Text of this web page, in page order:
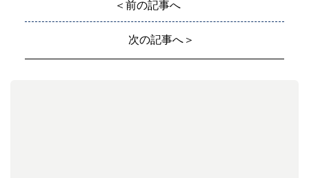
＜前の記事へ
次の記事へ＞